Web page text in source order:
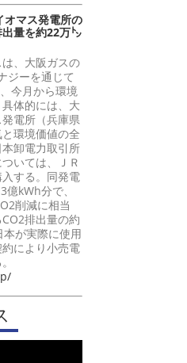
マス発電所の
量を約22万㌧
、大阪ガスの
ジーを通じて
今月から環境
体的には、大
電所（兵庫県
環境価値の全
卸電力取引所
いては、ＪＲ
する。同発電
kWh分で、
削減に相当
排出量の約
が実際に使用
により小売電